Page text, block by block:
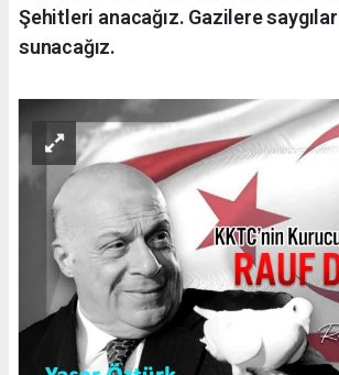
Şehitleri anacağız. Gazilere
sunacağız.